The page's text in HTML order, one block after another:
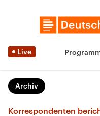
Live
Archiv
Korrespondenten